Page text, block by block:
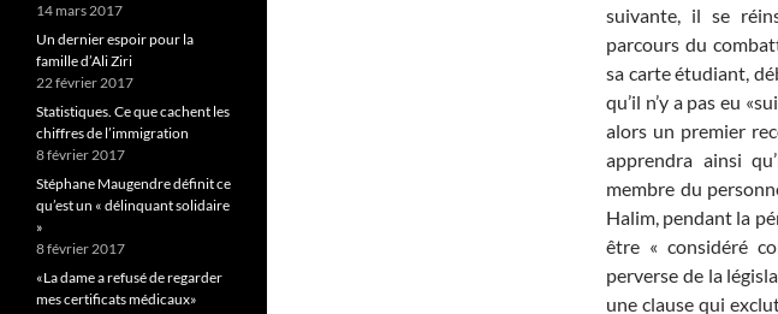
suivante, il se
parcours du
sa carte étudiant,
qu’il n’y a pas eu
alors un premier
apprendra ainsi
membre du
Halim, pendant la
être « considéré
perverse de la
une clause qui
14 mars 2017
Un dernier espoir pour la
famille d’Ali Ziri
22 février 2017
Statistiques. Ce que cachent les
chiffres de l’immigration
8 février 2017
Stéphane Maugendre définit ce
qu’est un « délinquant solidaire
»
8 février 2017
«La dame a refusé de regarder
mes certificats médicaux»